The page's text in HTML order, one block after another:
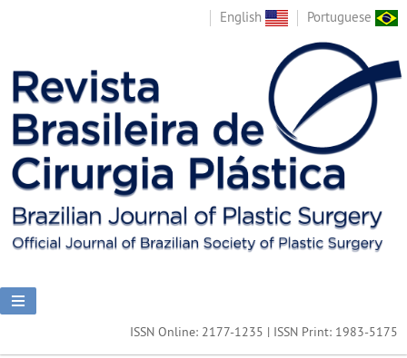
English Portuguese
ISSN Online: 2177-1235 | ISSN Print: 1983-5175